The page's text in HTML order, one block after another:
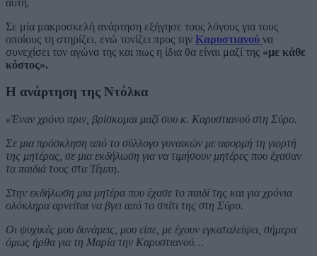
Σε μία μακροσκελή ανάρτηση εξήγησε τους λόγους για τους
οποίους τη στηρίζει, ενώ τονίζει προς την Καρυστιανού να
συνεχίσει τον αγώνα της και πως η ίδια θα είναι μαζί της «με κάθε
κόστος».
Η ανάρτηση της Ντόλκα
«Έναν χρόνο πριν, βρίσκομαι μαζί σου κ. Καρυστιανού στη Σύρο.
Σε μια πρόσκληση από το σύλλογο γυναικών με αφορμή τη γιορτή
της μητέρας, σε μια εκδήλωση για να τιμήσουν μητέρες που έχασαν
τα παιδιά τους στα Τέμπη.
Στην εκδήλωση μια μητέρα που έχασε το παιδί της και για χρόνια
ολόκληρα αρνείται να βγει από το σπίτι της στη Σύρο.
Οι ψυχικές μου δυνάμεις, μου είπε, με έχουν εγκαταλείψει, σήμερα
όμως ήρθα για τη Μαρία την Καρυστιανού…